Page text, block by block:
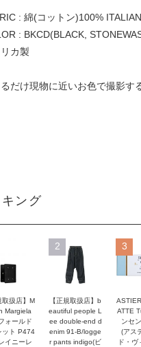
: 綿(コットン)100%
: BKCD(BLACK,
カ製
だけ現物に近いお色で撮影す
ング
取扱店】M
Margiela
ォールド
ット P474
イニーレ
2
【正規取扱店】b
eautiful people L
ee double-end d
enim 91-B/logge
r pants indigo(ビ
3
ATTE
ンセ
(アス
ド・ヴ